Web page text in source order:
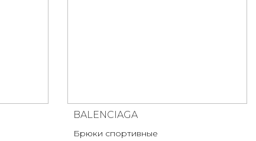
BALENCIAGA
Брюки спортивные